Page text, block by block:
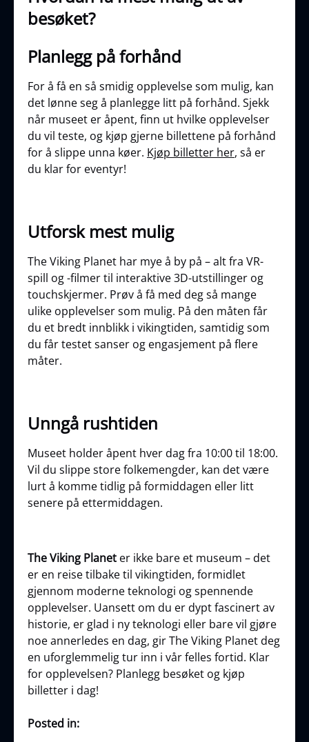
besøket?
Planlegg på forhånd
For å få en så smidig opplevelse som mulig, kan
det lønne seg å planlegge litt på forhånd. Sjekk
når museet er åpent, finn ut hvilke opplevelser
du vil teste, og kjøp gjerne billettene på forhånd
for å slippe unna køer. Kjøp billetter her, så er
du klar for eventyr!
Utforsk mest mulig
The Viking Planet har mye å by på – alt fra VR-
spill og -filmer til interaktive 3D-utstillinger og
touchskjermer. Prøv å få med deg så mange
ulike opplevelser som mulig. På den måten får
du et bredt innblikk i vikingtiden, samtidig som
du får testet sanser og engasjement på flere
måter.
Unngå rushtiden
Museet holder åpent hver dag fra 10:00 til 18:00.
Vil du slippe store folkemengder, kan det være
lurt å komme tidlig på formiddagen eller litt
senere på ettermiddagen.
The Viking Planet er ikke bare et museum – det
er en reise tilbake til vikingtiden, formidlet
gjennom moderne teknologi og spennende
opplevelser. Uansett om du er dypt fascinert av
historie, er glad i ny teknologi eller bare vil gjøre
noe annerledes en dag, gir The Viking Planet deg
en uforglemmelig tur inn i vår felles fortid. Klar
for opplevelsen? Planlegg besøket og kjøp
billetter i dag!
Posted in: